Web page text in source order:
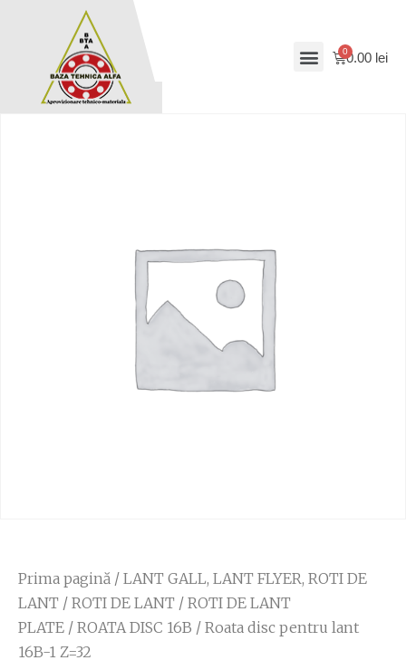
0.00 lei
Prima pagină / LANT GALL, LANT FLYER, ROTI DE
LANT / ROTI DE LANT / ROTI DE LANT
PLATE / ROATA DISC 16B / Roata disc pentru lant
16B-1 Z=32